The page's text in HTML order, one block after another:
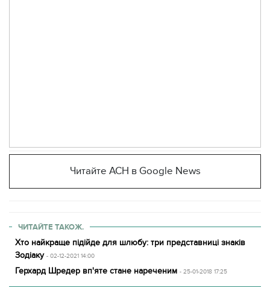
Читайте АСН в Google News
ЧИТАЙТЕ ТАКОЖ.
Хто найкраще підійде для шлюбу: три представниці знаків
Зодіаку - 02-12-2021 14:00
Герхард Шредер вп'яте стане нареченим - 25-01-2018 17:25